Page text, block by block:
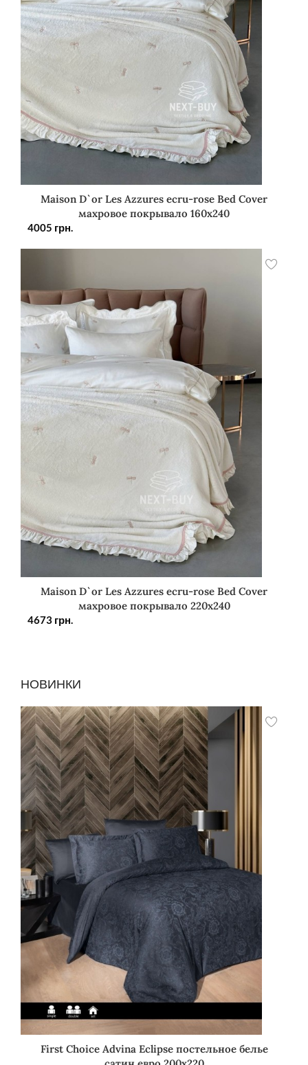
Maison D`or Les Azzures ecru-rose Bed Cover
махровое покрывало 160х240
4005 грн.
Maison D`or Les Azzures ecru-rose Bed Cover
махровое покрывало 220х240
4673 грн.
НОВИНКИ
First Choice Advina Eclipse постельное белье